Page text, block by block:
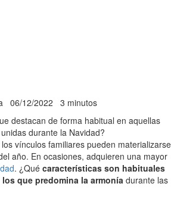
06/12/2022 3 minutos
destacan de forma habitual en aquellas
durante la Navidad?
vínculos familiares pueden materializarse
año. En ocasiones, adquieren una mayor
. ¿Qué características son habituales
que predomina la armonía durante las